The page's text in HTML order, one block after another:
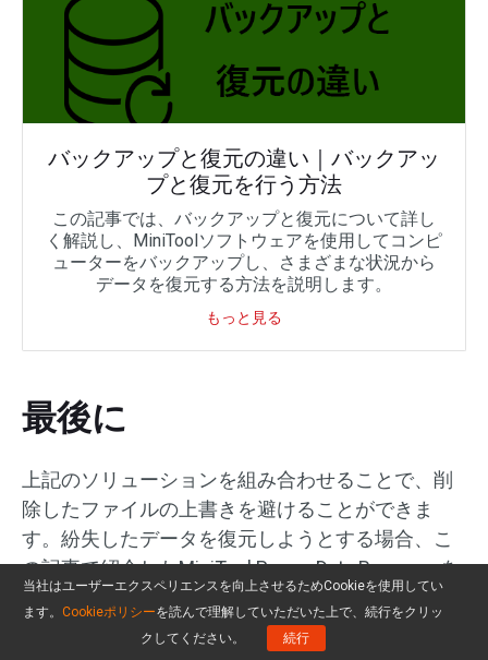
バックアップと復元の違い｜バックアッ
プと復元を行う方法
この記事では、バックアップと復元について詳し
く解説し、MiniToolソフトウェアを使用してコンピ
ューターをバックアップし、さまざまな状況から
データを復元する方法を説明します。
もっと見る
最後に
上記のソリューションを組み合わせることで、削
除したファイルの上書きを避けることができま
す。紛失したデータを復元しようとする場合、こ
の記事で紹介したMiniTool Power Data Recoveryを
使うことを忘れないでください。しかし、データ
復元は最終防衛ラインであり、データ損失を防ぐ
当社はユーザーエクスペリエンスを向上させるためCookieを使用してい
ます。 Cookieポリシーを読んで理解していただいた上で、続行をクリッ
クしてください。
続行